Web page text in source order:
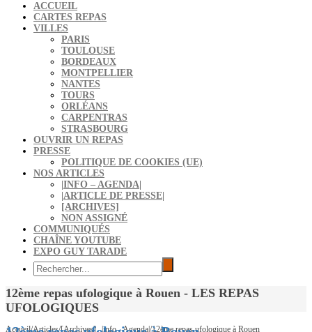
ACCUEIL
CARTES REPAS
VILLES
PARIS
TOULOUSE
BORDEAUX
MONTPELLIER
NANTES
TOURS
ORLÉANS
CARPENTRAS
STRASBOURG
OUVRIR UN REPAS
PRESSE
POLITIQUE DE COOKIES (UE)
NOS ARTICLES
|INFO – AGENDA|
|ARTICLE DE PRESSE|
[ARCHIVES]
NON ASSIGNÉ
COMMUNIQUÉS
CHAÎNE YOUTUBE
EXPO GUY TARADE
12ème repas ufologique à Rouen - LES REPAS
UFOLOGIQUES
Accueil/Articles/[Archives],|info - Agenda|/12ème repas ufologique à Rouen